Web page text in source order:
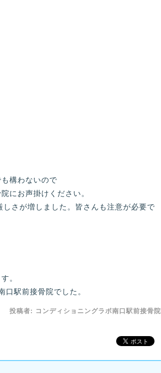
構わないので
にお声掛けください。
さが増しました。皆さんも注意が必要で
。
駅前接骨院でした。
投稿者: コンディショニングラボ南口駅前接骨院